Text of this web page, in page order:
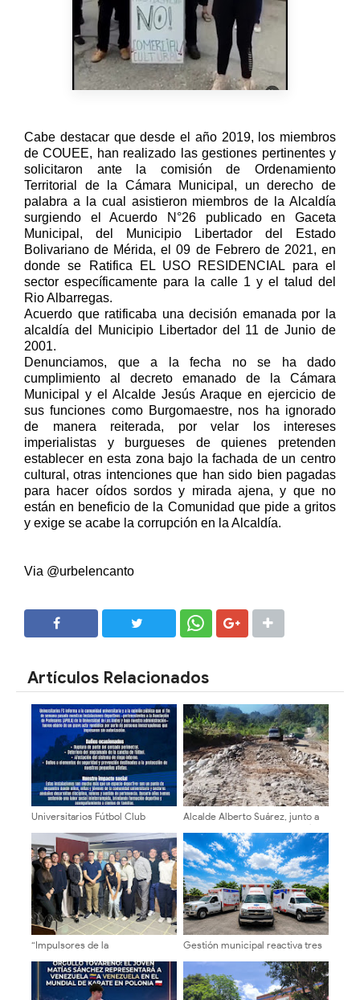
Cabe destacar que desde el año 2019, los miembros
de COUEE, han realizado las gestiones pertinentes y
solicitaron ante la comisión de Ordenamiento
Territorial de la Cámara Municipal, un derecho de
palabra a la cual asistieron miembros de la Alcaldía
surgiendo el Acuerdo N°26 publicado en Gaceta
Municipal, del Municipio Libertador del Estado
Bolivariano de Mérida, el 09 de Febrero de 2021, en
donde se Ratifica EL USO RESIDENCIAL para el
sector específicamente para la calle 1 y el talud del
Rio Albarregas.
Acuerdo que ratificaba una decisión emanada por la
alcaldía del Municipio Libertador del 11 de Junio de
2001.
Denunciamos, que a la fecha no se ha dado
cumplimiento al decreto emanado de la Cámara
Municipal y el Alcalde Jesús Araque en ejercicio de
sus funciones como Burgomaestre, nos ha ignorado
de manera reiterada, por velar los intereses
imperialistas y burgueses de quienes pretenden
establecer en esta zona bajo la fachada de un centro
cultural, otras intenciones que han sido bien pagadas
para hacer oídos sordos y mirada ajena, y que no
están en beneficio de la Comunidad que pide a gritos
y exige se acabe la corrupción en la Alcaldía.
Via @urbelencanto
Artículos Relacionados
Universitarios Fútbol Club
instalaciones deportivas
Alcalde Alberto Suárez, junto a
la comunidad recuperan la vía
hacia El Charal
“Impulsores de la
sostuvieron encuentros en la
ULA sobre autonomía y
sostenibilidad
Gestión municipal reactiva tres
atención médica y traslados en
Sucre del Zulia